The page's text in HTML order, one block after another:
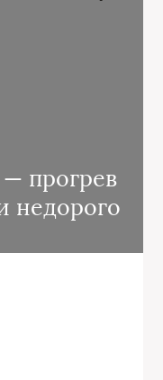
прогрев
недорого